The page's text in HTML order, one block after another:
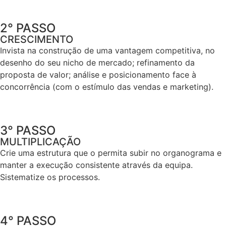
2° PASSO
CRESCIMENTO
Invista na construção de uma vantagem competitiva, no
desenho do seu nicho de mercado; refinamento da
proposta de valor; análise e posicionamento face à
concorrência (com o estímulo das vendas e marketing).
3° PASSO
MULTIPLICAÇÃO
Crie uma estrutura que o permita subir no organograma e
manter a execução consistente através da equipa.
Sistematize os processos.
4° PASSO